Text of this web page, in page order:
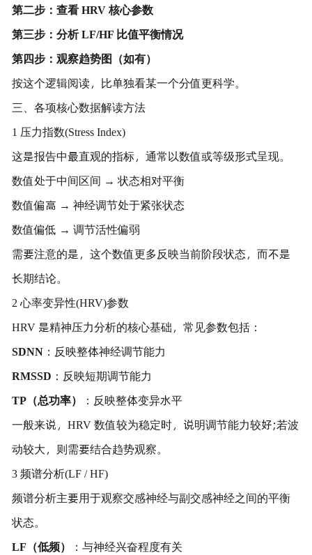
第二步：查看 HRV 核心参数
第三步：分析 LF/HF 比值平衡情况
第四步：观察趋势图（如有）
按这个逻辑阅读，比单独看某一个分值更科学。
三、各项核心数据解读方法
1 压力指数(Stress Index)
这是报告中最直观的指标，通常以数值或等级形式呈现。
数值处于中间区间 → 状态相对平衡
数值偏高 → 神经调节处于紧张状态
数值偏低 → 调节活性偏弱
需要注意的是，这个数值更多反映当前阶段状态，而不是
长期结论。
2 心率变异性(HRV)参数
HRV 是精神压力分析的核心基础，常见参数包括：
SDNN：反映整体神经调节能力
RMSSD ：反映短期调节能力
TP（总功率）
：反映整体变异水平
一般来说，HRV 数值较为稳定时，说明调节能力较好;若波
动较大，则需要结合趋势观察。
3 频谱分析(LF / HF)
频谱分析主要用于观察交感神经与副交感神经之间的平衡
状态。
LF（低频）
：与神经兴奋程度有关